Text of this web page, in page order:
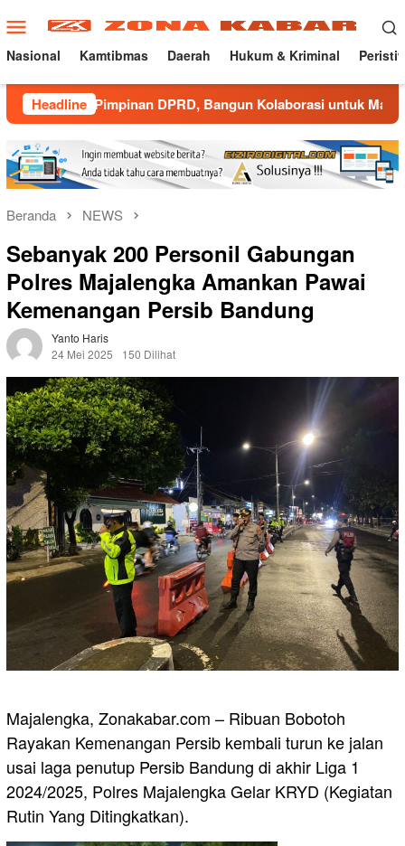
ke
konten
Menu
Mobile
Nasional Kamtibmas Daerah Hukum & Kriminal
Headline
DPRD, Bangun Kolaborasi untuk Majalengka Kondusif
Beranda NEWS
Sebanyak 200 Personil Gabungan
Polres Majalengka Amankan Pawai
Kemenangan Persib Bandung
Yanto Haris
24 Mei 2025
150 Dilihat
Majalengka, Zonakabar.com – Ribuan Bobotoh
Rayakan Kemenangan Persib kembali turun ke jalan
usai laga penutup Persib Bandung di akhir Liga 1
2024/2025, Polres Majalengka Gelar KRYD (Kegiatan
Rutin Yang Ditingkatkan).